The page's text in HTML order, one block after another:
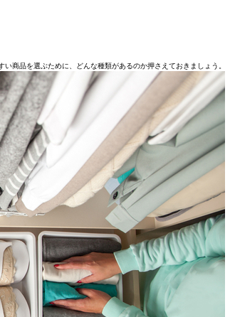
商品を選ぶために、どんな種類があるのか押さえておきましょう。